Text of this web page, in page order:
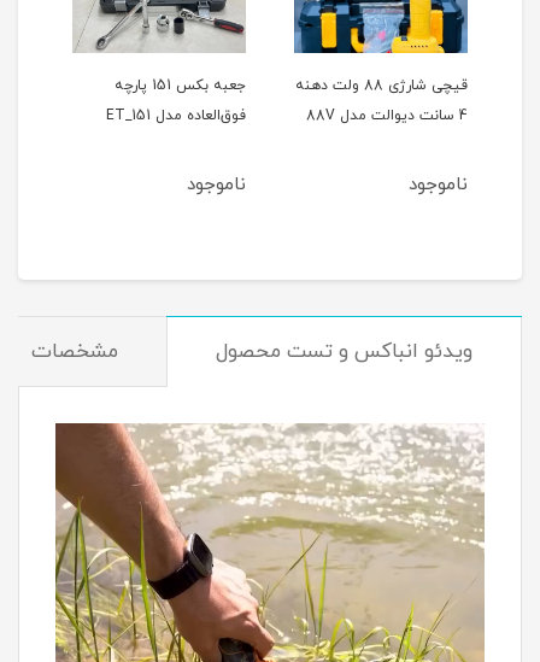
قیچی شارژی 88 ولت دهنه
4 سانت دیوالت مدل 88V
ناموجود
جعبه بکس 151 پارچه
فوق‌العاده مدل ET_151
ناموجود
ویدئو انباکس و تست محصول مشخصات